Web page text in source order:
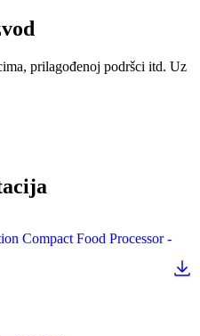
prilagođenoj podršci itd. Uz
Compact Food Processor -